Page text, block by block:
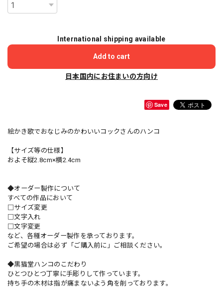
International shipping available
Add to cart
日本国内にお住まいの方向け
Save
絵かき歌でおなじみのかわいいコックさんのハンコ
【サイズ等の仕様】
およそ縦2.8cm×横2.4cm
◆オーダー製作について
すべての作品において
□サイズ変更
□文字入れ
□文字変更
など、各種オーダー製作を承っております。
ご希望の場合は必ず「ご購入前に」ご相談ください。
◆黒猫堂ハンコのこだわり
ひとつひとつ丁寧に手彫りして作っています。
持ち手の木材は指が痛まないよう角を削っております。